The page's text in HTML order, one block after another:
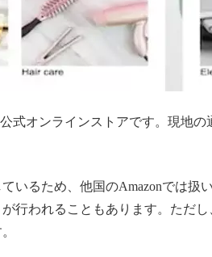
式オンラインストアです。現地
いるため、他国のAmazonでは
行われることもあります。ただ